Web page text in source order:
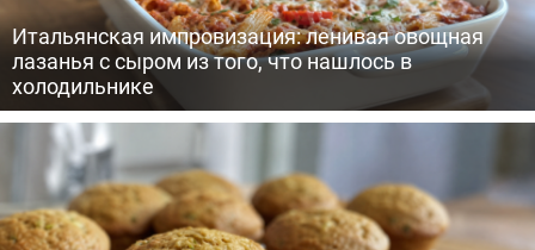
Итальянская импровизация: ленивая овощная
лазанья с сыром из того, что нашлось в
холодильнике